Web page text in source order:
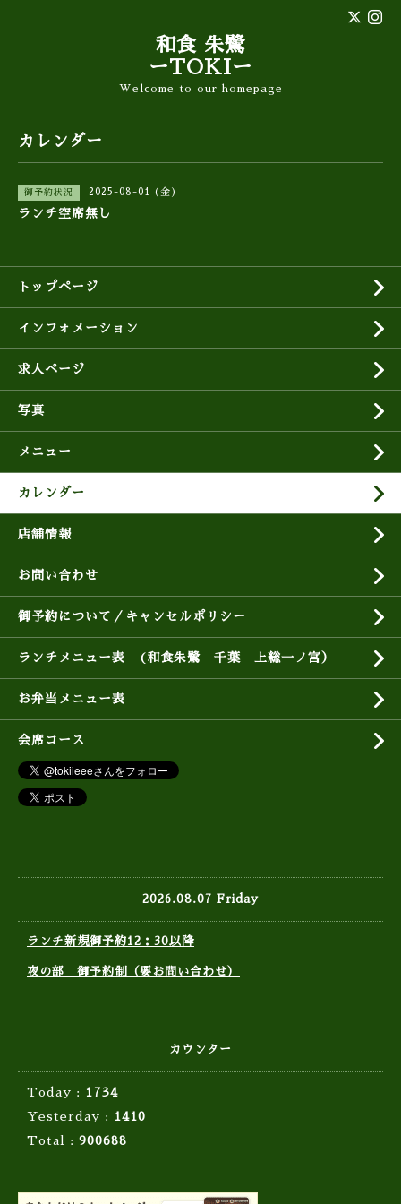
和食 朱鷺
ーTOKIー
Welcome to our homepage
カレンダー
御予約状況 2025-08-01 (金)
ランチ空席無し
トップページ
インフォメーション
求人ページ
写真
メニュー
カレンダー
店舗情報
お問い合わせ
御予約について／キャンセルポリシー
ランチメニュー表 (和食朱鷺 千葉 上総一ノ宮）
お弁当メニュー表
会席コース
2026.08.07 Friday
ランチ新規御予約12：30以降
夜の部 御予約制（要お問い合わせ）
カウンター
Today :
1734
Yesterday :
1410
Total : 900688